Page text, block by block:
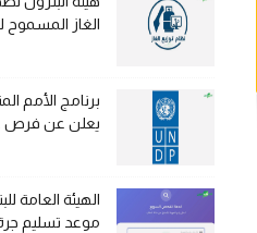
الغاز المسموح
يعلن عن
الهيئة العامة
موعد تسليم جرة